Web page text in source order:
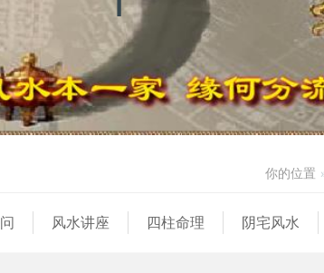
你的位置
风水讲座 四柱命理 阴宅风水